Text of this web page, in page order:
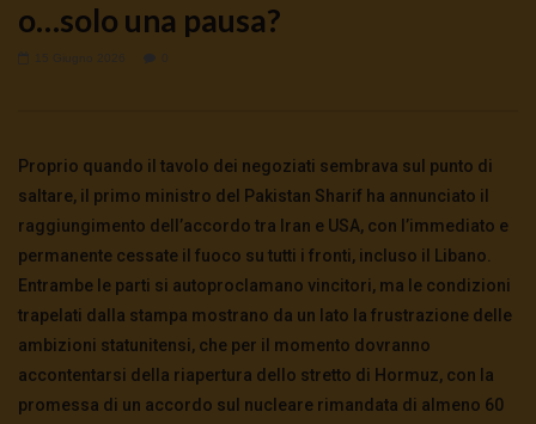
o…solo una pausa?
Proprio quando il tavolo dei negoziati sembrava sul punto di
saltare, il primo ministro del Pakistan Sharif ha annunciato il
raggiungimento dell’accordo tra Iran e USA, con l’immediato e
permanente cessate il fuoco su tutti i fronti, incluso il Libano.
Entrambe le parti si autoproclamano vincitori, ma le condizioni
trapelati dalla stampa mostrano da un lato la frustrazione delle
ambizioni statunitensi, che per il momento dovranno
accontentarsi della riapertura dello stretto di Hormuz, con la
promessa di un accordo sul nucleare rimandata di almeno 60